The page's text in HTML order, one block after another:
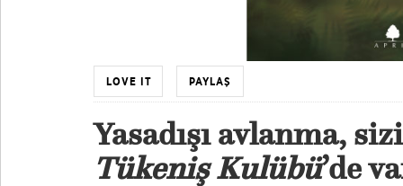
LOVE IT PAYLAŞ
Yasadışı avlanma,
Tükeniş Kulübü’de